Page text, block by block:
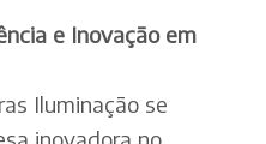
e Inovação em
Iluminação se